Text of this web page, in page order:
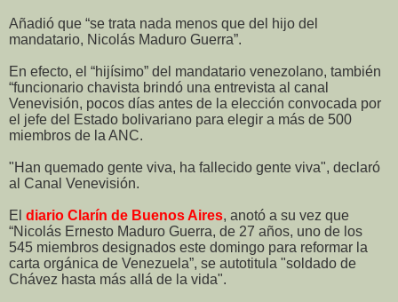
Añadió que “se trata nada menos que del hijo del
mandatario, Nicolás Maduro Guerra”.
En efecto, el “hijísimo” del mandatario venezolano, también
“funcionario chavista brindó una entrevista al canal
Venevisión, pocos días antes de la elección convocada por
el jefe del Estado bolivariano para elegir a más de 500
miembros de la ANC.
"Han quemado gente viva, ha fallecido gente viva", declaró
al Canal Venevisión.
El diario Clarín de Buenos Aires, anotó a su vez que
“Nicolás Ernesto Maduro Guerra, de 27 años, uno de los
545 miembros designados este domingo para reformar la
carta orgánica de Venezuela”, se autotitula "soldado de
Chávez hasta más allá de la vida".